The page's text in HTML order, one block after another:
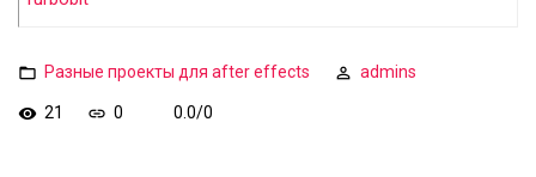
Разные проекты для after effects admins
21 0 0.0/0